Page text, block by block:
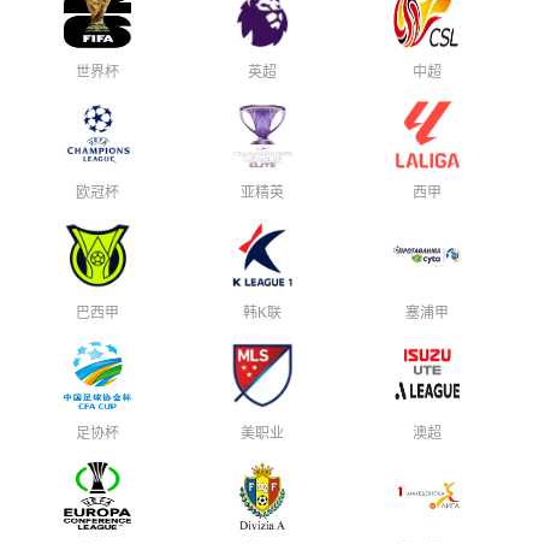
世界杯 英超 中超
欧冠杯 亚精英 西甲
巴西甲 韩K联 塞浦甲
足协杯 美职业 澳超